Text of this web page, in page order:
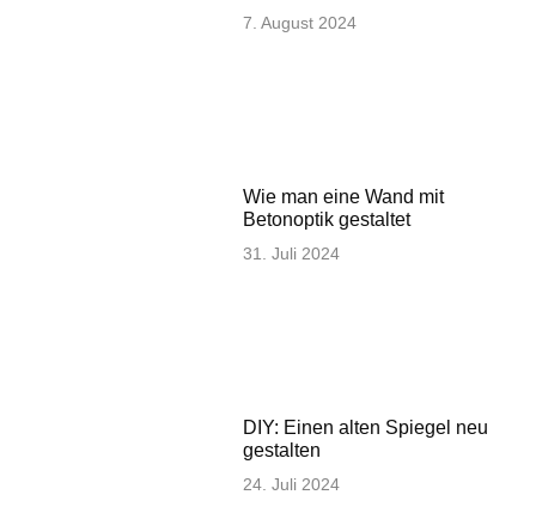
7. August 2024
Wie man eine Wand mit
Betonoptik gestaltet
31. Juli 2024
DIY: Einen alten Spiegel neu
gestalten
24. Juli 2024